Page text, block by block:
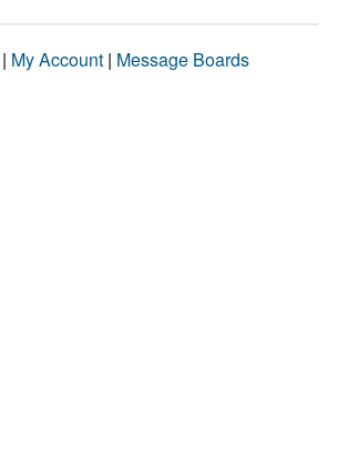
| My Account | Message Boards